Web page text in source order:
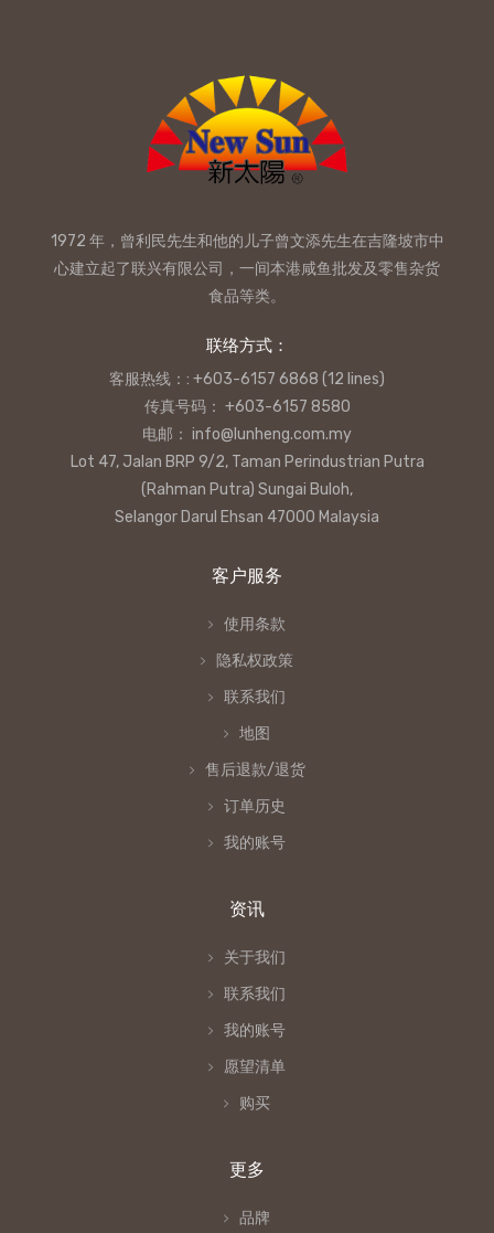
1972 年，曾利民先生和他的儿子曾文添先生在吉隆坡市中
心建立起了联兴有限公司，一间本港咸鱼批发及零售杂货
食品等类。
联络方式：
客服热线：: +603-6157 6868 (12 lines)
传真号码： +603-6157 8580
电邮： info@lunheng.com.my
Lot 47, Jalan BRP 9/2, Taman Perindustrian Putra
(Rahman Putra) Sungai Buloh,
Selangor Darul Ehsan 47000 Malaysia
客户服务
使用条款
隐私权政策
联系我们
地图
售后退款/退货
订单历史
我的账号
资讯
关于我们
联系我们
我的账号
愿望清单
购买
更多
品牌